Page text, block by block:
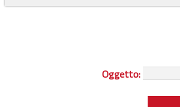
Oggetto: